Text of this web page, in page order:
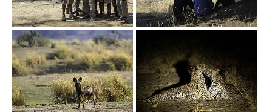
Show larger version